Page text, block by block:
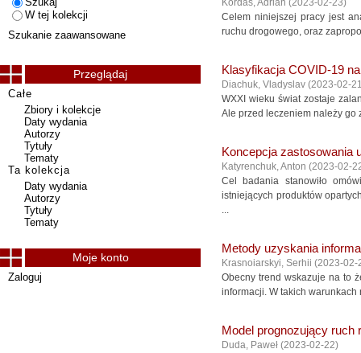
Kordas, Adrian (2023-02-23)
Celem niniejszej pracy jest
ruchu drogowego, oraz
Klasyfikacja COVID-19
Diachuk, Vladyslav (2023-02-
WXXI wieku świat zostaje
Ale przed leczeniem należy go
Koncepcja zastosowania
Katyrenchuk, Anton (2023-02-
Cel badania stanowiło
istniejących produktów
...
Metody uzyskania
Krasnoiarskyi, Serhii (2023-02-
Obecny trend wskazuje na to
informacji. W takich
Model prognozujący
Duda, Paweł (2023-02-22)
W tej kolekcji
Szukanie zaawansowane
Przeglądaj
Całe
Zbiory i kolekcje
Daty wydania
Autorzy
Tytuły
Tematy
Ta kolekcja
Daty wydania
Autorzy
Tytuły
Tematy
Moje konto
Zaloguj